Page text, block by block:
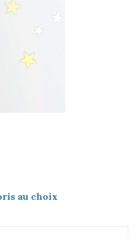
au choix